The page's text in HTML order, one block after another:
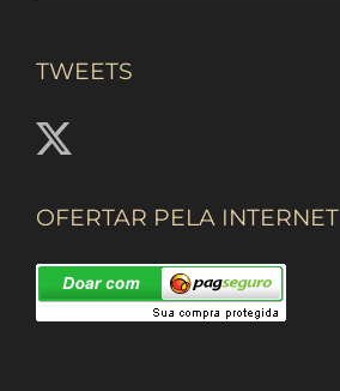
TWEETS
OFERTAR PELA INTERNET